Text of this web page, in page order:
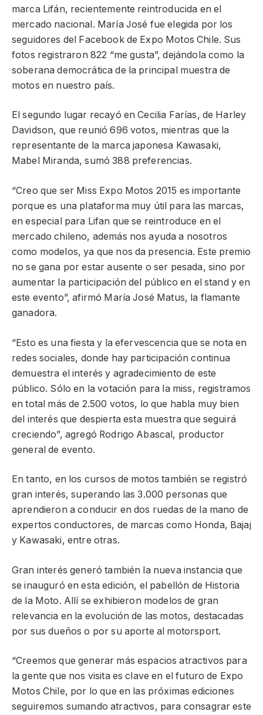
marca Lifán, recientemente reintroducida en el
mercado nacional. María José fue elegida por los
seguidores del Facebook de Expo Motos Chile. Sus
fotos registraron 822 “me gusta”, dejándola como la
soberana democrática de la principal muestra de
motos en nuestro país.
El segundo lugar recayó en Cecilia Farías, de Harley
Davidson, que reunió 696 votos, mientras que la
representante de la marca japonesa Kawasaki,
Mabel Miranda, sumó 388 preferencias.
“Creo que ser Miss Expo Motos 2015 es importante
porque es una plataforma muy útil para las marcas,
en especial para Lifan que se reintroduce en el
mercado chileno, además nos ayuda a nosotros
como modelos, ya que nos da presencia. Este premio
no se gana por estar ausente o ser pesada, sino por
aumentar la participación del público en el stand y en
este evento”, afirmó María José Matus, la flamante
ganadora.
“Esto es una fiesta y la efervescencia que se nota en
redes sociales, donde hay participación continua
demuestra el interés y agradecimiento de este
público. Sólo en la votación para la miss, registramos
en total más de 2.500 votos, lo que habla muy bien
del interés que despierta esta muestra que seguirá
creciendo”, agregó Rodrigo Abascal, productor
general de evento.
En tanto, en los cursos de motos también se registró
gran interés, superando las 3.000 personas que
aprendieron a conducir en dos ruedas de la mano de
expertos conductores, de marcas como Honda, Bajaj
y Kawasaki, entre otras.
Gran interés generó también la nueva instancia que
se inauguró en esta edición, el pabellón de Historia
de la Moto. Allí se exhibieron modelos de gran
relevancia en la evolución de las motos, destacadas
por sus dueños o por su aporte al motorsport.
“Creemos que generar más espacios atractivos para
la gente que nos visita es clave en el futuro de Expo
Motos Chile, por lo que en las próximas ediciones
seguiremos sumando atractivos, para consagrar este